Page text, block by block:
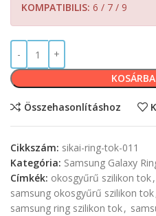
KOMPATIBILIS: 6 / 7 / 9
Összehasonlításhoz
Cikkszám: sikai-ring-tok-011
Kategória: Samsung Galaxy
Címkék: okosgyűrű szilikon tok,
samsung okosgyűrű szilikon tok
samsung ring szilikon tok,